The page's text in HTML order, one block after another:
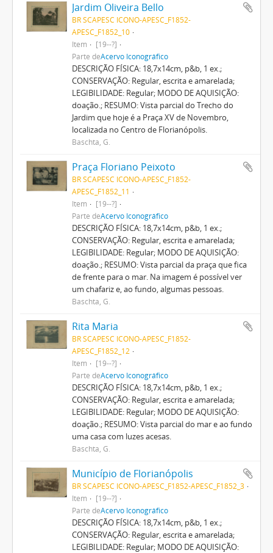
Jardim Oliveira Bello
BR SCAPESC ICONO-APESC_F1852-
APESC_F1852_10
Item
[19--?]
Parte deAcervo Iconográfico
DESCRIÇÃO FÍSICA: 18,7x14cm, p&b, 1 ex.;
CONSERVAÇÃO: Regular, escrita e amarelada;
LEGIBILIDADE: Regular; MODO DE AQUISIÇÃO:
doação.; RESUMO: Vista parcial do Trecho do
Jardim que hoje é a Praça XV de Novembro,
localizada no Centro de Florianópolis.
Baschta, G.
Praça Floriano Peixoto
BR SCAPESC ICONO-APESC_F1852-
APESC_F1852_11
Item
[19--?]
Parte deAcervo Iconográfico
DESCRIÇÃO FÍSICA: 18,7x14cm, p&b, 1 ex.;
CONSERVAÇÃO: Regular, escrita e amarelada;
LEGIBILIDADE: Regular; MODO DE AQUISIÇÃO:
doação.; RESUMO: Vista parcial da praça que fica
de frente para o mar. Na imagem é possível ver
um chafariz e, ao fundo, algumas pessoas.
Baschta, G.
Rita Maria
BR SCAPESC ICONO-APESC_F1852-
APESC_F1852_12
Item
[19--?]
Parte deAcervo Iconográfico
DESCRIÇÃO FÍSICA: 18,7x14cm, p&b, 1 ex.;
CONSERVAÇÃO: Regular, escrita e amarelada;
LEGIBILIDADE: Regular; MODO DE AQUISIÇÃO:
doação.; RESUMO: Vista parcial do mar e ao fundo
uma casa com luzes acesas.
Baschta, G.
Município de Florianópolis
BR SCAPESC ICONO-APESC_F1852-APESC_F1852_3
Item
[19--?]
Parte deAcervo Iconográfico
DESCRIÇÃO FÍSICA: 18,7x14cm, p&b, 1 ex.;
CONSERVAÇÃO: Regular, escrita e amarelada;
LEGIBILIDADE: Regular; MODO DE AQUISIÇÃO: